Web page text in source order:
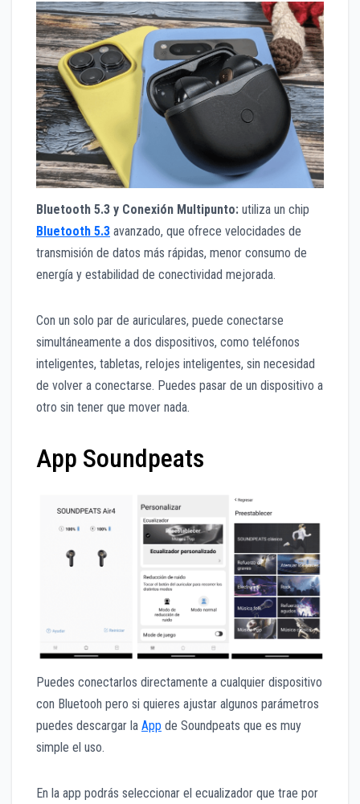
Bluetooth 5.3 y Conexión Multipunto: utiliza un chip
Bluetooth 5.3 avanzado, que ofrece velocidades de
transmisión de datos más rápidas, menor consumo de
energía y estabilidad de conectividad mejorada.
Con un solo par de auriculares, puede conectarse
simultáneamente a dos dispositivos, como teléfonos
inteligentes, tabletas, relojes inteligentes, sin necesidad
de volver a conectarse. Puedes pasar de un dispositivo a
otro sin tener que mover nada.
App Soundpeats
Puedes conectarlos directamente a cualquier dispositivo
con Bluetooh pero si quieres ajustar algunos parámetros
puedes descargar la App de Soundpeats que es muy
simple el uso.
En la app podrás seleccionar el ecualizador que trae por